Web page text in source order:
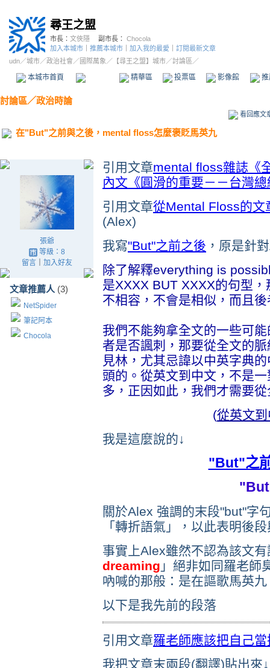
尋王之盟
市長： 文俠隱 副市長： Chocola
加入本城市
推薦本城市 加入我的最愛
訂閱最新文章
udn／城市／政治社會 ／國際萬象 ／ 【尋王之盟】城市／討論區／
本城市首頁 精華區 投票區 影像館
討論區／政治時論
看回應文
在"But"之前與之後，mental floss怎麼褒貶馬英九
張爺
等級：8
留言｜ 加入好友
文章推薦人 (3)
NetSpider
筆記阿本
Chocola
引用文章mental floss雜誌《
內文《圓滑的重要－－台灣
引用文章從Mental Floss的文
(Alex)
我寫"But"之前之後 ，原是針
除了解釋everything is
是XXXX BUT XXXX的句型
不相容，不會是相似，而且
我們不能夠拿全文的一些可
者是否諷刺，那要從全文的
見林，尤其忌諱以中英字典
頭的。從英文到中文，不是
多，正因如此，我們才需要
(從英文
我是這麼說的↓
"But"之
關於Alex 強調的末段"but"字
「轉折語氣」，以此表明後
事實上Alex雖然不認為該文
dreaming 」絕非如同羅老師
吶喊的那般：是在謳歌馬英九
以下是我先前的段落
引用文章羅老師應該把自己當
我把文章末兩段(翻譯)貼出來↓